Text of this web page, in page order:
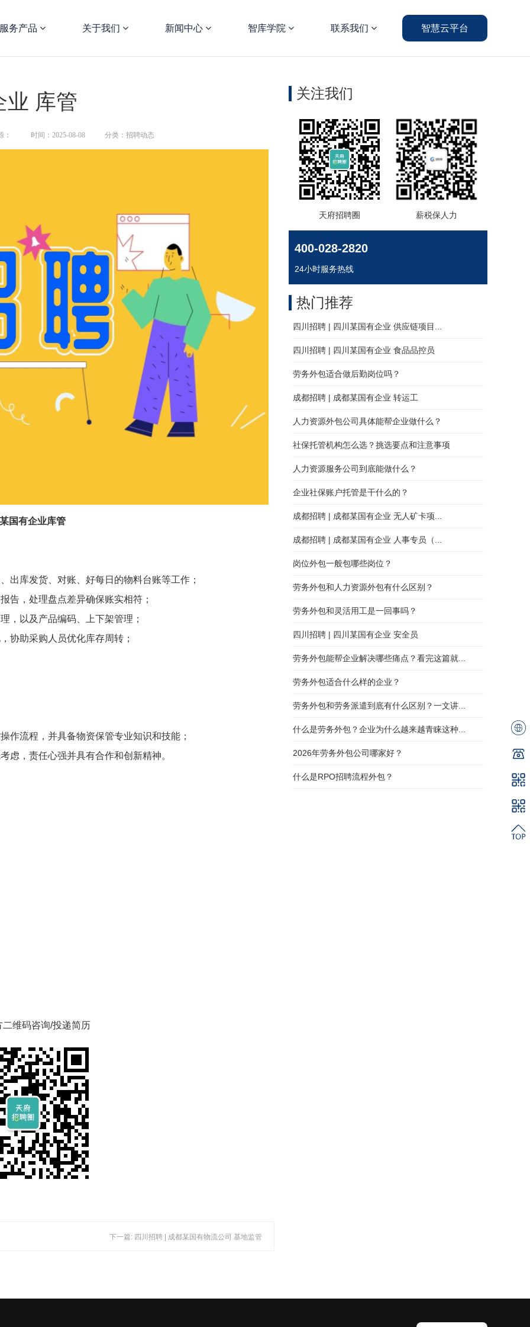
服务产品 关于我们 新闻中心 智库学院 联系我们 智慧云平台
业 库管
： 时间：2025-08-08 分类：招聘动态
国有企业库管
出库发货、对账、好每日的物料台账等工作；
告，处理盘点差异确保账实相符；
，以及产品编码、上下架管理；
协助采购人员优化库存周转；
作流程，并具备物资保管专业知识和技能；
虑，责任心强并具有合作和创新精神。
二维码咨询/投递简历
下一篇: 四川招聘 | 成都某国有物流公司 基地监管
关注我们
400-028-2820
24小时服务热线
四川招聘 | 四川某国有企业 供应链项目...
四川招聘 | 四川某国有企业 食品品控员
劳务外包适合做后勤岗位吗？
成都招聘 | 成都某国有企业 转运工
人力资源外包公司具体能帮企业做什么？
社保托管机构怎么选？挑选要点和注意事项
人力资源服务公司到底能做什么？
企业社保账户托管是干什么的？
成都招聘 | 成都某国有企业 无人矿卡项...
成都招聘 | 成都某国有企业 人事专员（...
岗位外包一般包哪些岗位？
劳务外包和人力资源外包有什么区别？
劳务外包和灵活用工是一回事吗？
四川招聘 | 四川某国有企业 安全员
劳务外包能帮企业解决哪些痛点？看完这篇就...
劳务外包适合什么样的企业？
劳务外包和劳务派遣到底有什么区别？一文讲...
什么是劳务外包？企业为什么越来越青睐这种...
2026年劳务外包公司哪家好？
什么是RPO招聘流程外包？
热门推荐
天府招聘圈 薪税保人力